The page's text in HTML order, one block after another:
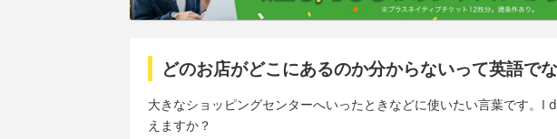
どのお店がどこにあるのか分からないって英語で
大きなショッピングセンターへいったときなどに使いたい言葉です
えますか？